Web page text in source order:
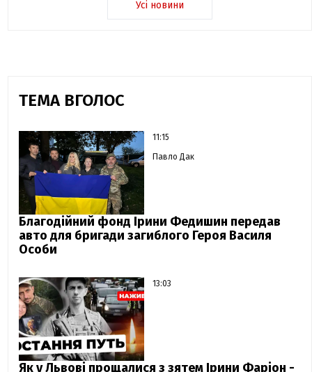
Усі новини
ТЕМА ВГОЛОС
11:15
Павло Дак
Благодійний фонд Ірини Федишин передав
авто для бригади загиблого Героя Василя
Особи
13:03
Як у Львові прощалися з зятем Ірини Фаріон -